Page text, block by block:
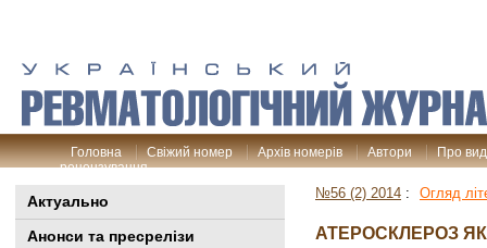
Головна Свіжий номер Архів номерів Автори
Про
рецензування
Актуально
Анонси та пресрелізи
№56 (2) 2014 : Огляд
АТЕРОСКЛЕРОЗ